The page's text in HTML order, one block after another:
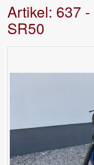
Artikel: 637
SR50